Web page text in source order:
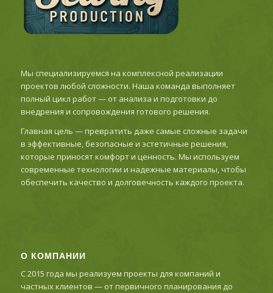
Мы специализируемся на комплексной реализации
проектов любой сложности. Наша команда выполняет
полный цикл работ — от анализа и подготовки до
внедрения и сопровождения готового решения.
Главная цель — превратить даже самые сложные задачи
в эффективные, безопасные и эстетичные решения,
которые приносят комфорт и ценность. Мы используем
современные технологии и надежные материалы, чтобы
обеспечить качество и долговечность каждого проекта.
О КОМПАНИИ
С 2015 года мы реализуем проекты для компаний и
частных клиентов — от первичного планирования до